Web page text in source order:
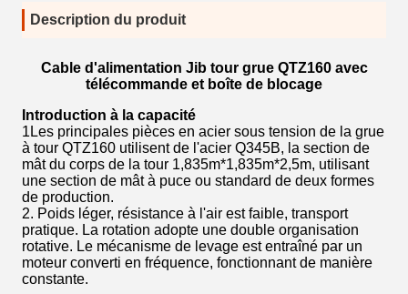
Description du produit
Cable d'alimentation Jib tour grue QTZ160 avec
télécommande et boîte de blocage
Introduction à la capacité
1Les principales pièces en acier sous tension de la grue
à tour QTZ160 utilisent de l'acier Q345B, la section de
mât du corps de la tour 1,835m*1,835m*2,5m, utilisant
une section de mât à puce ou standard de deux formes
de production.
2. Poids léger, résistance à l'air est faible, transport
pratique. La rotation adopte une double organisation
rotative. Le mécanisme de levage est entraîné par un
moteur converti en fréquence, fonctionnant de manière
constante.